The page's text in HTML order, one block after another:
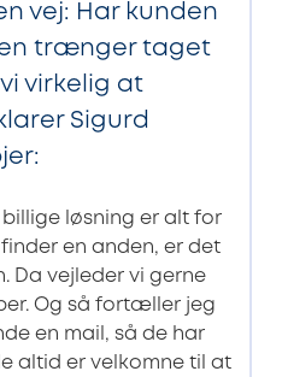
vej: Har kunden
trænger taget
virkelig at
Sigurd
billige løsning er alt for
en anden, er det
Da vejleder vi gerne
Og så fortæller jeg
en mail, så de har
altid er velkomne til at